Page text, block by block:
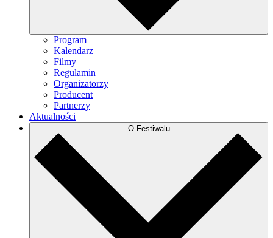
Program
Kalendarz
Filmy
Regulamin
Organizatorzy
Producent
Partnerzy
Aktualności
O Festiwalu